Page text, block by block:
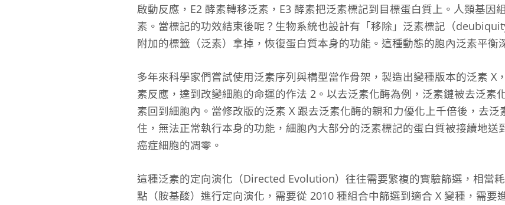
啟動反應，E2 酵素轉移泛素，E3 酵素把泛素標記到目標蛋白質上。人類基因
素。當標記的功效結束後呢？生物系統也設計有「移除」泛素標記（
附加的標籤（泛素）拿掉，恢復蛋白質本身的功能。這種動態的胞內泛素平衡
多年來科學家們嘗試使用泛素序列與構型當作骨架，製造出變種版本的泛素 X
素反應，達到改變細胞的命運的作法 2 。以去泛素化酶為例，泛素鏈被去泛素
素回到細胞內。當修改版的泛素 X 跟去泛素化酶的親和力優化上千倍後，去泛
住，無法正常執行本身的功能，細胞內大部分的泛素標記的蛋白質被接續地送
癌症細胞的凋零。
這種泛素的定向演化（Directed Evolution）往往需要繁複的實驗篩選，相當
點（胺基酸）進行定向演化，需要從 2010 種組合中篩選到適合 X 變種，需要